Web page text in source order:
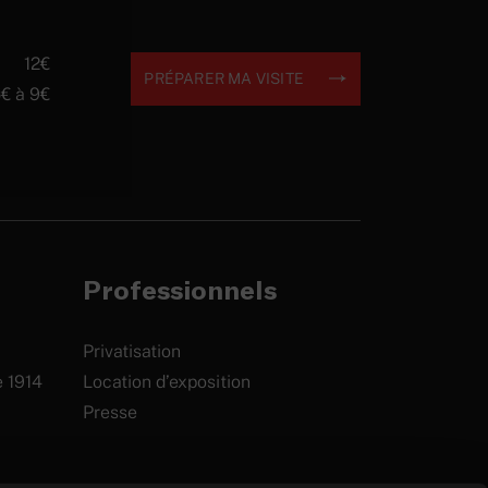
12€
à 9€
PRÉPARER MA VISITE
Professionnels
Privatisation
Location d’exposition
Presse